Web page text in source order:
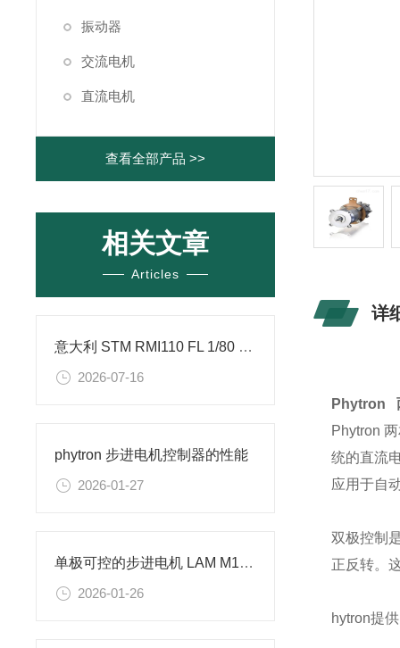
振动器
交流电机
直流电机
查看全部产品 >>
相关文章
Articles
意大利 STM RMI110 FL 1/80 90B5 一体化减速步进电机简介
2026-07-16
phytron 步进电机控制器的性能
2026-01-27
单极可控的步进电机 LAM M1343031 常用于冶金加工行业
2026-01-26
详
Phytron
Phytron
统的直流
应用于自
双极控制
正反转。
hytron提